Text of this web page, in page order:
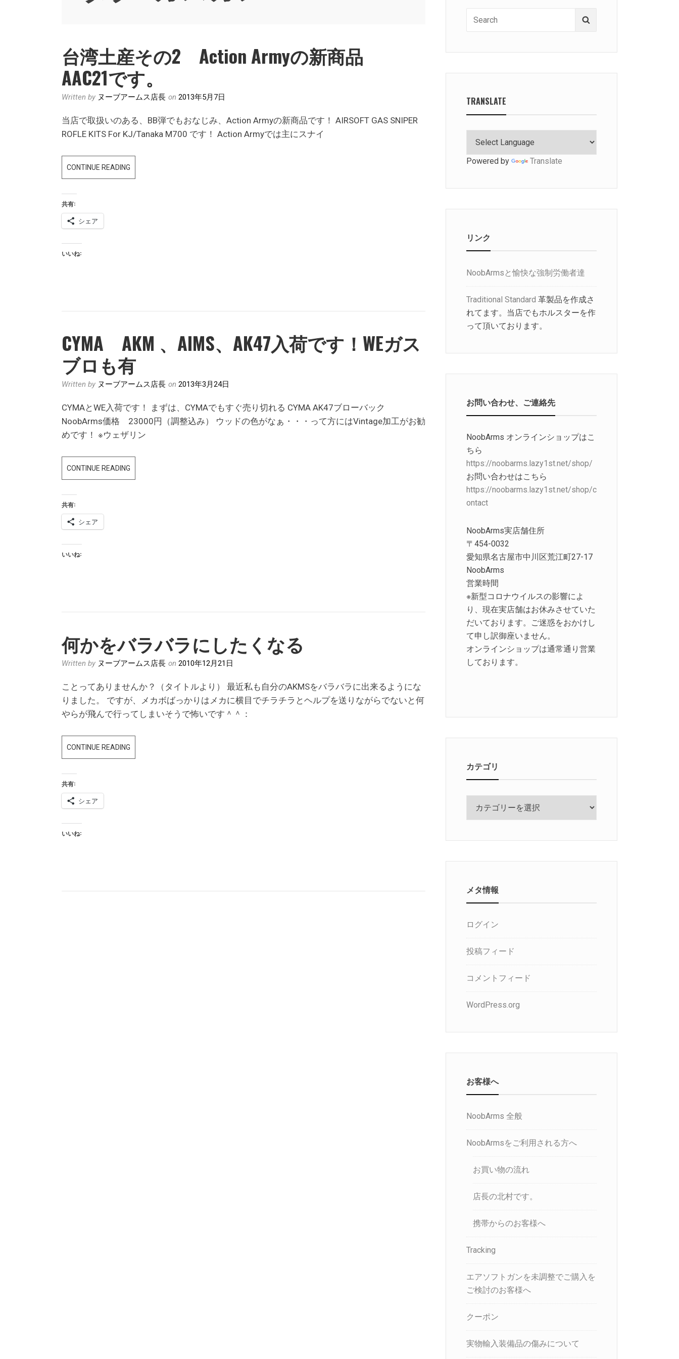
台湾土産その2 Action Armyの新商品
AAC21です。
Written by ヌーブアームス店長 on 2013年5月7日
当店で取扱いのある、BB弾でもおなじみ、Action Armyの新商品です！ AIRSOFT GAS SNIPER
ROFLE KITS For KJ/Tanaka M700 です！ Action Armyでは主にスナイ
CONTINUE READING台
湾
商
AAC21
で
す。
共有:
シェア
いいね:
CYMA AKM 、AIMS、AK47入荷です！WEガス
ブロも有
Written by ヌーブアームス店長 on 2013年3月24日
CYMAとWE入荷です！ まずは、CYMAでもすぐ売り切れる CYMA AK47ブローバック
NoobArms価格 23000円（調整込み） ウッドの色がなぁ・・・って方にはVintage加工がお勧
めです！ ※ウェザリン
CONTINUE READINGCYMA
AKM
ス
ロ
も
有
共有:
シェア
いいね:
何かをバラバラにしたくなる
Written by ヌーブアームス店長 on 2010年12月21日
ことってありませんか？（タイトルより） 最近私も自分のAKMSをバラバラに出来るようにな
りました。 ですが、メカボばっかりはメカに横目でチラチラとヘルプを送りながらでないと何
やらが飛んで行ってしまいそうで怖いです＾＾：
CONTINUE READING何
か
な
共有:
シェア
いいね:
TRANSLATE
Powered by Translate
リンク
NoobArmsと愉快な強制労働者達
Traditional Standard 革製品を作成さ
れてます。当店でもホルスターを作
って頂いております。
お問い合わせ、ご連絡先
NoobArms オンラインショップはこ
ちら
https://noobarms.lazy1st.net/shop/
お問い合わせはこちら
https://noobarms.lazy1st.net/shop/c
ontact
NoobArms実店舗住所
〒454-0032
愛知県名古屋市中川区荒江町27-17
NoobArms
営業時間
※新型コロナウイルスの影響によ
り、現在実店舗はお休みさせていた
だいております。ご迷惑をおかけし
て申し訳御座いません。
オンラインショップは通常通り営業
しております。
カテゴリ
リ
メタ情報
ログイン
投稿フィード
コメントフィード
WordPress.org
お客様へ
NoobArms 全般
NoobArmsをご利用される方へ
お買い物の流れ
店長の北村です。
携帯からのお客様へ
Tracking
エアソフトガンを未調整でご購入を
ご検討のお客様へ
クーポン
実物輸入装備品の傷みについて